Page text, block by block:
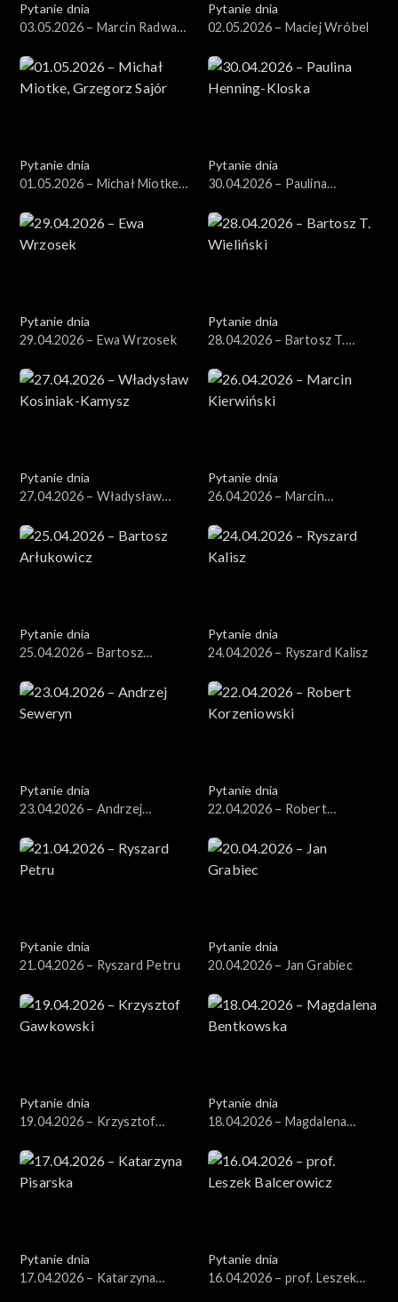
Pytanie dnia
03.05.2026 – Marcin Radwan-
Pytanie dnia
02.05.2026 – Maciej Wróbel
Pytanie dnia
01.05.2026 – Michał Miotke,
Pytanie dnia
30.04.2026 – Paulina
Pytanie dnia
29.04.2026 – Ewa Wrzosek
Pytanie dnia
28.04.2026 – Bartosz T.
Pytanie dnia
27.04.2026 – Władysław
Pytanie dnia
26.04.2026 – Marcin
Pytanie dnia
25.04.2026 – Bartosz
Pytanie dnia
24.04.2026 – Ryszard Kalisz
Pytanie dnia
23.04.2026 – Andrzej
Pytanie dnia
22.04.2026 – Robert
Pytanie dnia
21.04.2026 – Ryszard Petru
Pytanie dnia
20.04.2026 – Jan Grabiec
Pytanie dnia
19.04.2026 – Krzysztof
Pytanie dnia
18.04.2026 – Magdalena
Pytanie dnia
17.04.2026 – Katarzyna
Pytanie dnia
16.04.2026 – prof. Leszek